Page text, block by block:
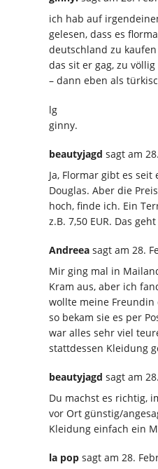
ich hab auf
gelesen, dass es
deutschland zu
das sit er gag, zu
– dann eben als
lg
ginny.
beautyjagd sagt am
Ja, Flormar gibt es
Douglas. Aber die
hoch, finde ich. Ein
z.B. 7,50 EUR. Das
Andreea sagt am 28.
Mir ging mal in
Kram aus, aber ich
wollte meine
so bekam sie es per
war alles sehr viel
stattdessen Kleidung
beautyjagd sagt am
Du machst es richtig,
vor Ort günstig/
Kleidung einfach ein
la pop sagt am 28.